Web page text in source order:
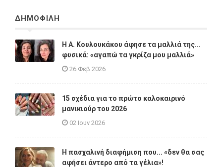
ΔΗΜΟΦΙΛΗ
Η A. Κουλουκάκου άφησε τα μαλλιά της...
φυσικά: «αγαπώ τα γκρίζα μου μαλλιά»
26 Φεβ 2026
15 σχέδια για το πρώτο καλοκαιρινό
μανικιούρ του 2026
02 Ιουν 2026
Η πασχαλινή διαφήμιση που... «δεν θα σας
αφήσει άντερο από τα γέλια»!